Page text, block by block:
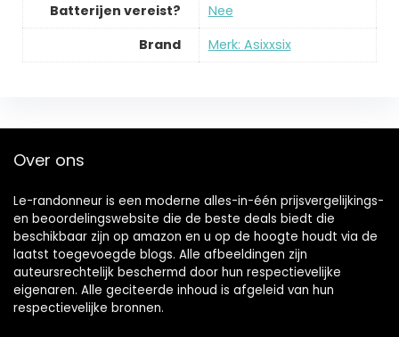
Batterijen vereist?
‎Nee
Brand
Merk: Asixxsix
Over ons
Le-randonneur is een moderne alles-in-één prijsvergelijkings-
en beoordelingswebsite die de beste deals biedt die
beschikbaar zijn op amazon en u op de hoogte houdt via de
laatst toegevoegde blogs. Alle afbeeldingen zijn
auteursrechtelijk beschermd door hun respectievelijke
eigenaren. Alle geciteerde inhoud is afgeleid van hun
respectievelijke bronnen.